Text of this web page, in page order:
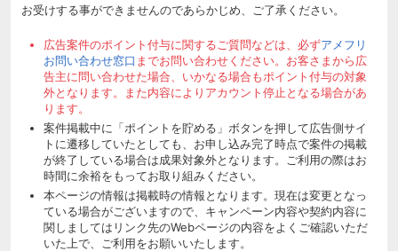
お受けする事ができませんのであらかじめ、ご了承ください。
広告案件のポイント付与に関するご質問などは、必ずアメフリ
お問い合わせ窓口 までお問い合わせください。お客さまから広
告主に問い合わせた場合、いかなる場合もポイント付与の対象
外となります。また内容によりアカウント停止となる場合があ
ります。
案件掲載中に「ポイントを貯める」ボタンを押して広告側サイ
トに遷移していたとしても、お申し込み完了時点で案件の掲載
が終了している場合は成果対象外となります。ご利用の際はお
時間に余裕をもってお取り組みください。
本ページの情報は掲載時の情報となります。現在は変更となっ
ている場合がございますので、キャンペーン内容や契約内容に
関しましてはリンク先のWebページの内容をよくご確認いただ
いた上で、ご利用をお願いいたします。